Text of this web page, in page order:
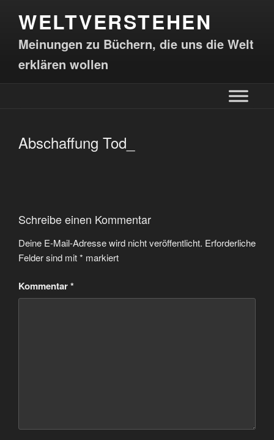
WELTVERSTEHEN
Meinungen zu Büchern, die uns die Welt
erklären wollen
Abschaffung Tod_
Schreibe einen Kommentar
Deine E-Mail-Adresse wird nicht veröffentlicht. Erforderliche
Felder sind mit* markiert
Kommentar*